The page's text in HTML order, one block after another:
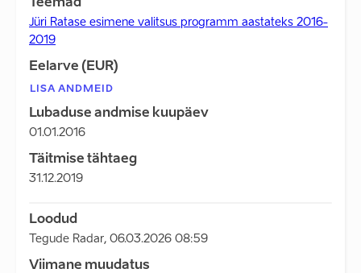
Teemad
Jüri Ratase esimene valitsus programm aastateks 2016-
2019
Eelarve (EUR)
LISA ANDMEID
Lubaduse andmise kuupäev
01.01.2016
Täitmise tähtaeg
31.12.2019
Loodud
Tegude Radar, 06.03.2026 08:59
Viimane muudatus